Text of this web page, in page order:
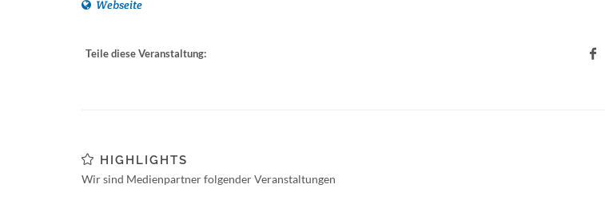
Webseite
Teile diese Veranstaltung:
HIGHLIGHTS
Wir sind Medienpartner folgender Veranstaltungen